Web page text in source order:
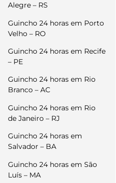
Alegre – RS
Guincho 24 horas em Porto
Velho – RO
Guincho 24 horas em Recife
– PE
Guincho 24 horas em Rio
Branco – AC
Guincho 24 horas em Rio
de Janeiro – RJ
Guincho 24 horas em
Salvador – BA
Guincho 24 horas em São
Luís – MA